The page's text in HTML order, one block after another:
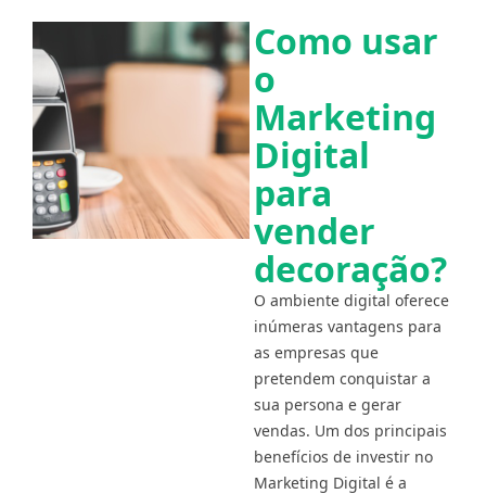
Como usar
o
Marketing
Digital
para
vender
decoração?
O ambiente digital oferece
inúmeras vantagens para
as empresas que
pretendem conquistar a
sua persona e gerar
vendas. Um dos principais
benefícios de investir no
Marketing Digital é a